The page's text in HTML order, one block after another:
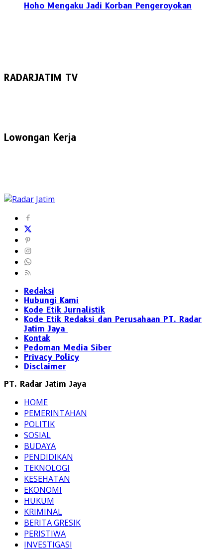
Hoho Mengaku Jadi Korban Pengeroyokan
RADARJATIM TV
Lowongan Kerja
Redaksi
Hubungi Kami
Kode Etik Jurnalistik
Kode Etik Redaksi dan Perusahaan PT. Radar
Jatim Jaya
Kontak
Pedoman Media Siber
Privacy Policy
Disclaimer
PT. Radar Jatim Jaya
HOME
PEMERINTAHAN
POLITIK
SOSIAL
BUDAYA
PENDIDIKAN
TEKNOLOGI
KESEHATAN
EKONOMI
HUKUM
KRIMINAL
BERITA GRESIK
PERISTIWA
INVESTIGASI